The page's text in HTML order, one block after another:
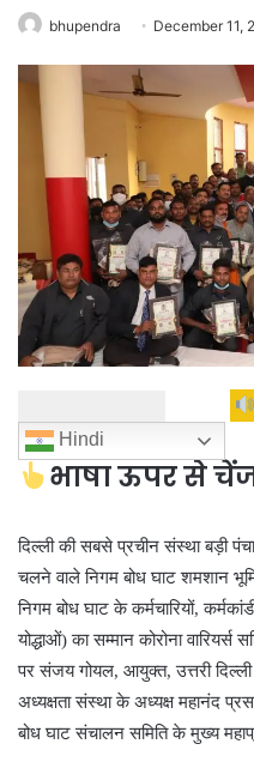
bhupendra December 11,
Hindi
भाषा ऊपर से
दिल्ली की सबसे प्रचीन संस्था बड़ी
चलने वाले निगम बोध घाट शमशान
निगम बोध घाट के कर्मचारियों,
योद्धाओं) का सम्मान कोरोना
पर संजय गोयल, आयुक्त, उत्तरी दिल्ली
अध्यक्षता संस्था के अध्यक्ष महानंद
बोध घाट संचालन समिति के मुख्य